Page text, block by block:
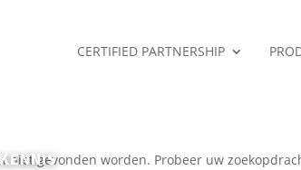
CERTIFIED PARTNERSHIP
niet gevonden worden. Probeer uw